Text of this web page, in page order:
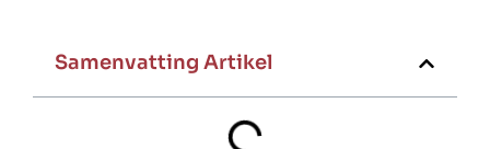
Samenvatting Artikel